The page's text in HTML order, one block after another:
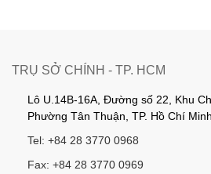
TRỤ SỞ CHÍNH - TP. HCM
Lô U.14B-16A, Đường số 22, Khu
Phường Tân Thuận, TP. Hồ Chí Minh
Tel: +84 28 3770 0968
Fax: +84 28 3770 0969